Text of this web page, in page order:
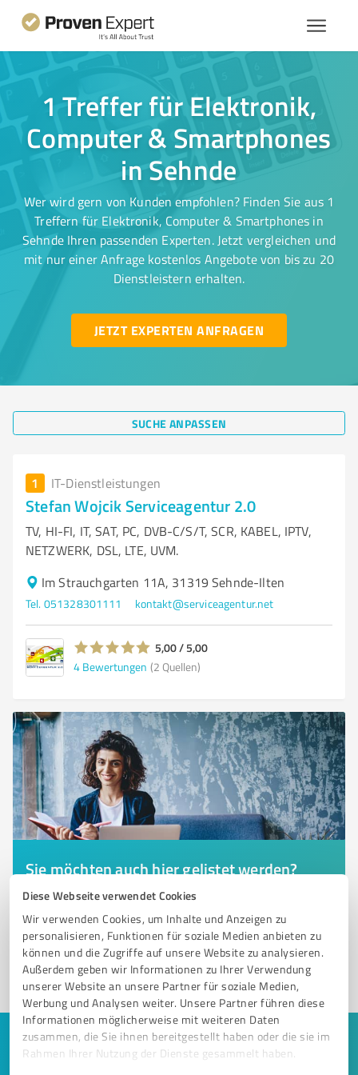
Diese Webseite verwendet Cookies
Wir verwenden Cookies, um Inhalte und Anzeigen zu
personalisieren, Funktionen für soziale Medien anbieten zu
können und die Zugriffe auf unsere Website zu analysieren.
Außerdem geben wir Informationen zu Ihrer Verwendung
unserer Website an unsere Partner für soziale Medien,
Werbung und Analysen weiter. Unsere Partner führen diese
Informationen möglicherweise mit weiteren Daten
zusammen, die Sie ihnen bereitgestellt haben oder die sie im
Rahmen Ihrer Nutzung der Dienste gesammelt haben.
1 Treffer für Elektronik,
Computer & Smartphones
in Sehnde
Wer wird gern von Kunden empfohlen? Finden Sie aus 1
Treffern für Elektronik, Computer & Smartphones in
Sehnde Ihren passenden Experten. Jetzt vergleichen und
mit nur einer Anfrage kostenlos Angebote von bis zu 20
Dienstleistern erhalten.
JETZT EXPERTEN ANFRAGEN
SUCHE ANPASSEN
1 IT-Dienstleistungen
Stefan Wojcik Serviceagentur 2.0
TV, HI-FI, IT, SAT, PC, DVB-C/S/T, SCR, KABEL, IPTV,
NETZWERK, DSL, LTE, UVM.
Im Strauchgarten 11A, 31319 Sehnde-Ilten
Tel. 051328301111 kontakt@serviceagentur.net
5,00 / 5,00
4 Bewertungen (2 Quellen)
Sie möchten auch hier gelistet werden?
Registrieren Sie sich jetzt und werden Sie ein von
Kunden empfohlener ProvenExpert!
1
Keine Zeit für lange Recherchen und E-